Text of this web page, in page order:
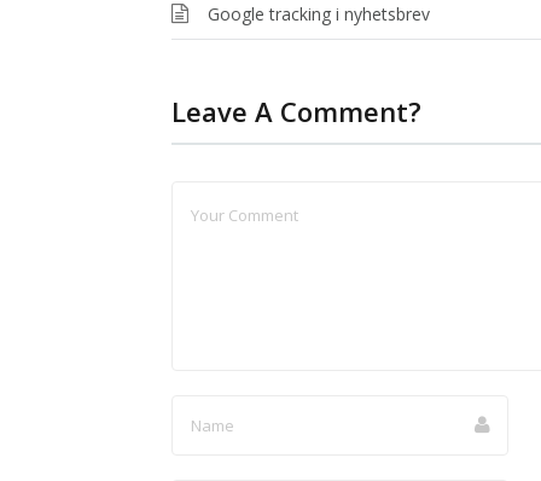
Google tracking i nyhetsbrev
Leave A Comment?